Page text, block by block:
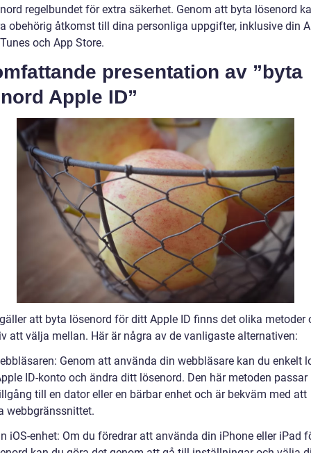
regelbundet för extra säkerhet. Genom att byta lösenord
obehörig åtkomst till dina personliga uppgifter, inklusive din
och App Store.
presentation av ”byta
Apple ID”
att byta lösenord för ditt Apple ID finns det olika metoder
att välja mellan. Här är några av de vanligaste alternativen:
Genom att använda din webbläsare kan du enkelt
ID-konto och ändra ditt lösenord. Den här metoden passar
till en dator eller en bärbar enhet och är bekväm med att
webbgränssnittet.
iOS-enhet: Om du föredrar att använda din iPhone eller iPad